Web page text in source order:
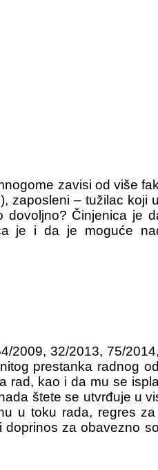
zavisi od više
zaposleni – tužilac
Činjenica
je i da je moguće
2009, 32/2013, 75/
prestanka radnog
kao i da mu se
štete se utvrđuje u
u toku rada, regres
za obavezno